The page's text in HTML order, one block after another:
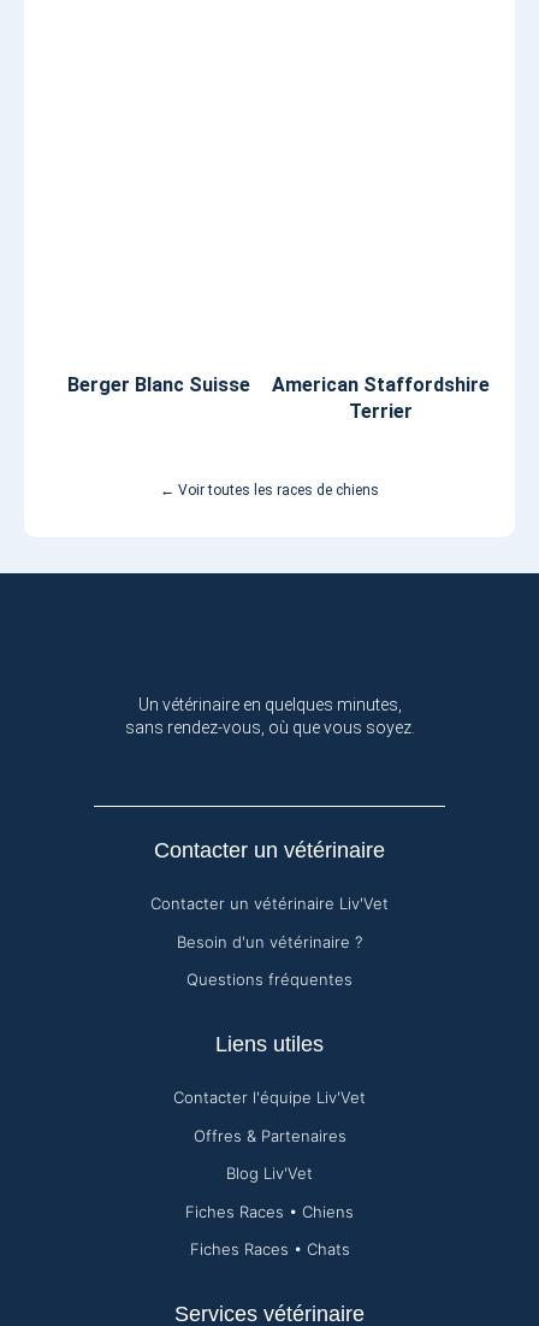
Berger Blanc Suisse
American Staffordshire
Terrier
← Voir toutes les races de chiens
Un vétérinaire en quelques minutes,
sans rendez-vous, où que vous soyez.
Contacter un vétérinaire
Contacter un vétérinaire Liv'Vet
Besoin d'un vétérinaire ?
Questions fréquentes
Liens utiles
Contacter l'équipe Liv'Vet
Offres & Partenaires
Blog Liv'Vet
Fiches Races • Chiens
Fiches Races • Chats
Services vétérinaire